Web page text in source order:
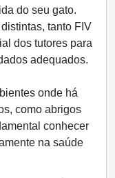
do seu gato.
tanto FIV
dos tutores para
adequados.
onde há
como abrigos
conhecer
na saúde